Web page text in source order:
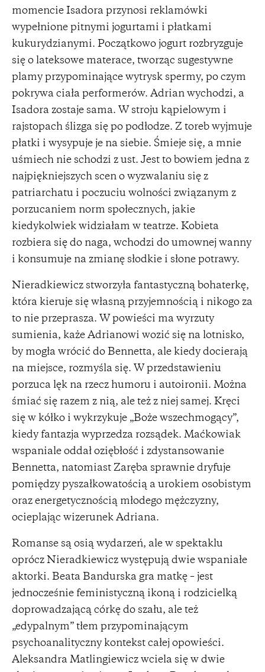
momencie Isadora przynosi reklamówki
wypełnione pitnymi jogurtami i płatkami
kukurydzianymi. Początkowo jogurt rozbryzguje
się o lateksowe materace, tworząc sugestywne
plamy przypominające wytrysk spermy, po czym
pokrywa ciała performerów. Adrian wychodzi, a
Isadora zostaje sama. W stroju kąpielowym i
rajstopach ślizga się po podłodze. Z toreb wyjmuje
płatki i wysypuje je na siebie. Śmieje się, a mnie
uśmiech nie schodzi z ust. Jest to bowiem jedna z
najpiękniejszych scen o wyzwalaniu się z
patriarchatu i poczuciu wolności związanym z
porzucaniem norm społecznych, jakie
kiedykolwiek widziałam w teatrze. Kobieta
rozbiera się do naga, wchodzi do umownej wanny
i konsumuje na zmianę słodkie i słone potrawy.
Nieradkiewicz stworzyła fantastyczną bohaterkę,
która kieruje się własną przyjemnością i nikogo za
to nie przeprasza. W powieści ma wyrzuty
sumienia, każe Adrianowi wozić się na lotnisko,
by mogła wrócić do Bennetta, ale kiedy docierają
na miejsce, rozmyśla się. W przedstawieniu
porzuca lęk na rzecz humoru i autoironii. Można
śmiać się razem z nią, ale też z niej samej. Kręci
się w kółko i wykrzykuje „Boże wszechmogący”,
kiedy fantazja wyprzedza rozsądek. Maćkowiak
wspaniale oddał oziębłość i zdystansowanie
Bennetta, natomiast Zaręba sprawnie dryfuje
pomiędzy pyszałkowatością a urokiem osobistym
oraz energetycznością młodego mężczyzny,
ocieplając wizerunek Adriana.
Romanse są osią wydarzeń, ale w spektaklu
oprócz Nieradkiewicz występują dwie wspaniałe
aktorki. Beata Bandurska gra matkę – jest
jednocześnie feministyczną ikoną i rodzicielką
doprowadzającą córkę do szału, ale też
„edypalnym” tłem przypominającym
psychoanalityczny kontekst całej opowieści.
Aleksandra Matlingiewicz wciela się w dwie